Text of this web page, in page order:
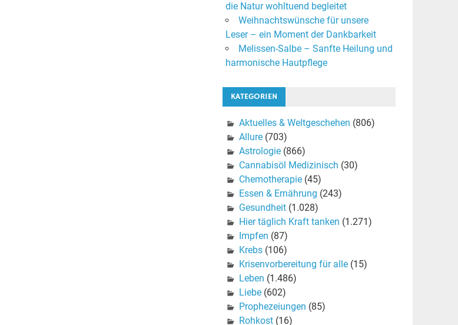
die Natur wohltuend begleitet
Weihnachtswünsche für unsere
Leser – ein Moment der Dankbarkeit
Melissen-Salbe – Sanfte Heilung und
harmonische Hautpflege
KATEGORIEN
Aktuelles & Weltgeschehen (806)
Allure(703)
Astrologie(866)
Cannabisöl Medizinisch (30)
Chemotherapie(45)
Essen & Ernährung (243)
Gesundheit(1.028)
Hier täglich Kraft tanken (1.271)
Impfen (87)
Krebs(106)
Krisenvorbereitung für alle(15)
Leben (1.486)
Liebe(602)
Prophezeiungen (85)
Rohkost(16)